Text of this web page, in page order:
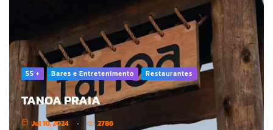
55 + Bares e Entretenimento Restaurantes
TANOA PRAIA
Jul 10, 2024 2786